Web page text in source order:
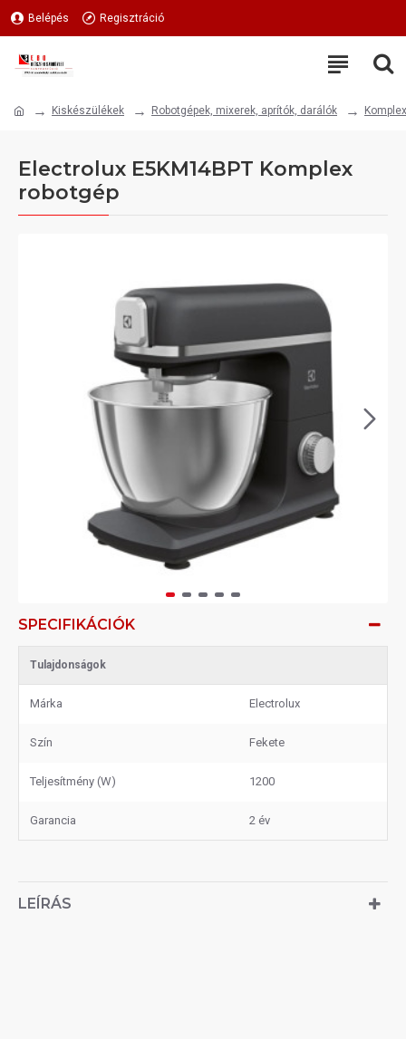
Belépés Regisztráció
Kiskészülékek Robotgépek, mixerek, aprítók, darálók
Electrolux E5KM14BPT Komplex
robotgép
SPECIFIKÁCIÓK
Tulajdonságok
Márka Electrolux
Szín Fekete
Teljesítmény (W) 1200
Garancia 2 év
LEÍRÁS